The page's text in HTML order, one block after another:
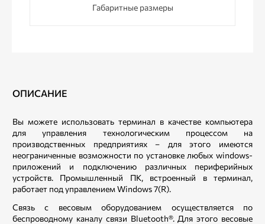
Габаритные размеры
ОПИСАНИЕ
Вы можете использовать терминал в качестве компьютера
для управления технологическим процессом на
производственных предприятиях – для этого имеются
неограниченные возможности по установке любых windows-
приложений и подключению различных периферийных
устройств. Промышленный ПК, встроенный в терминал,
работает под управлением Windows 7(R).
Связь с весовым оборудованием осуществляется по
беспроводному каналу связи Bluetooth®. Для этого весовые